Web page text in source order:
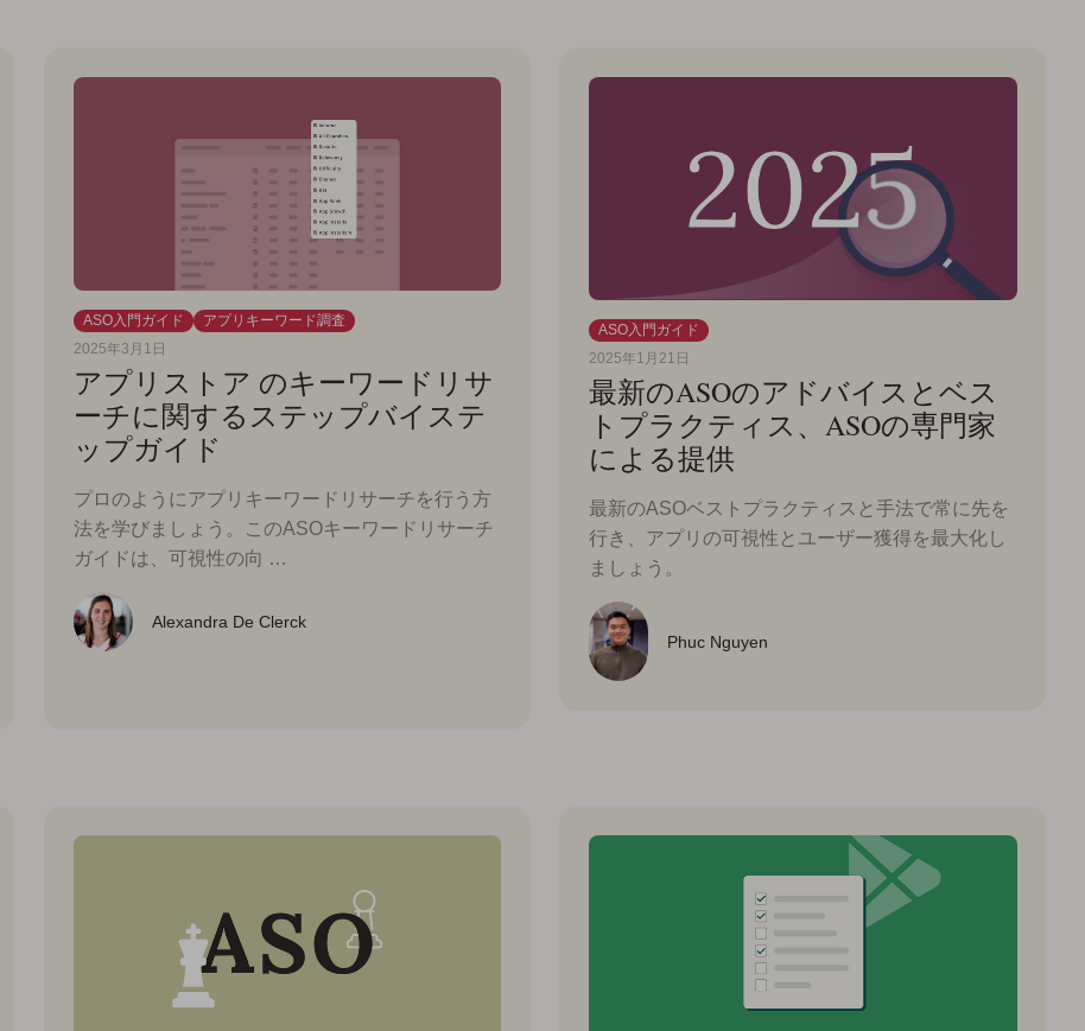
ASO入門ガイド
アプリキーワード調査
2025年3月1日
アプリストア のキーワードリサ
ーチに関するステップバイステ
ップガイド
プロのようにアプリキーワードリサーチを行う方
法を学びましょう。このASOキーワードリサーチ
ガイドは、可視性の向 …
Alexandra De Clerck
ASO入門ガイド
2025年1月21日
最新のASOのアドバイスとベス
トプラクティス、ASOの専門家
による提供
最新のASOベストプラクティスと手法で常に先を
行き、アプリの可視性とユーザー獲得を最大化し
ましょう。
Phuc Nguyen